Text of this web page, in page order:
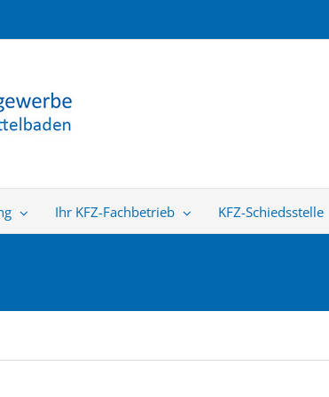
Ihr KFZ-Fachbetrieb KFZ-Schiedsstelle